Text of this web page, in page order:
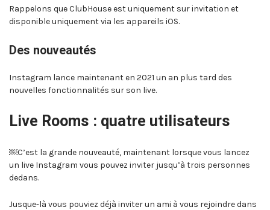
Rappelons que ClubHouse est uniquement sur invitation et
disponible uniquement via les appareils iOS.
Des nouveautés
Instagram lance maintenant en 2021 un an plus tard des
nouvelles fonctionnalités sur son live.
Live Rooms : quatre utilisateurs
￼C’est la grande nouveauté, maintenant lorsque vous lancez
un live Instagram vous pouvez inviter jusqu’à trois personnes
dedans.
Jusque-là vous pouviez déjà inviter un ami à vous rejoindre dans